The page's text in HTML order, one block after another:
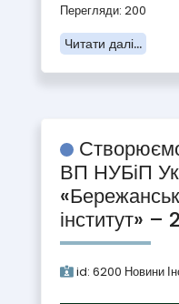
Перегляди: 200
Читати далі...
ВП НУБіП
інститут» –
id: 6200 Новини